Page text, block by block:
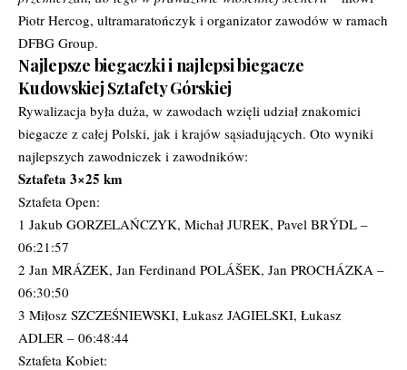
Piotr Hercog, ultramaratończyk i organizator zawodów w ramach
DFBG Group.
Najlepsze biegaczki i najlepsi biegacze
Kudowskiej Sztafety Górskiej
Rywalizacja była duża, w zawodach wzięli udział znakomici
biegacze z całej Polski, jak i krajów sąsiadujących. Oto wyniki
najlepszych zawodniczek i zawodników:
Sztafeta 3×25 km
Sztafeta Open:
1 Jakub GORZELAŃCZYK, Michał JUREK, Pavel BRÝDL –
06:21:57
2 Jan MRÁZEK, Jan Ferdinand POLÁŠEK, Jan PROCHÁZKA –
06:30:50
3 Miłosz SZCZEŚNIEWSKI, Łukasz JAGIELSKI, Łukasz
ADLER – 06:48:44
Sztafeta Kobiet: